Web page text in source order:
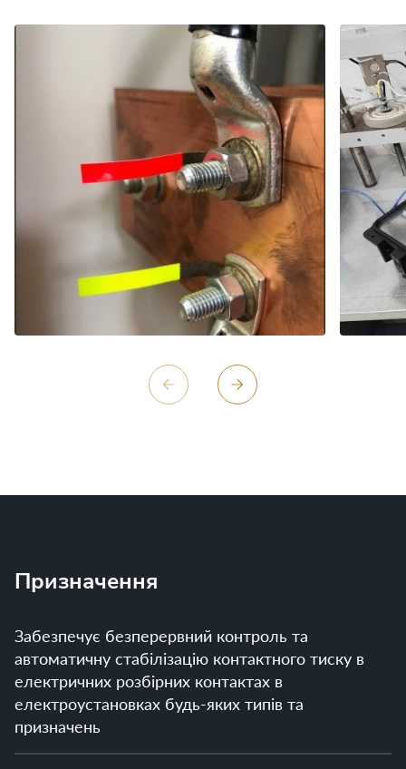
Призначення
Забезпечує безперервний контроль та
автоматичну стабілізацію контактного тиску в
електричних розбірних контактах в
електроустановках будь-яких типів та
призначень